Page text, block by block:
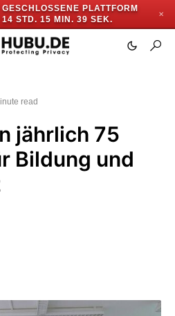
PLATTFORM
STD. 15 MIN. 38 SEK.
✕
read
jährlich 75
Bildung und